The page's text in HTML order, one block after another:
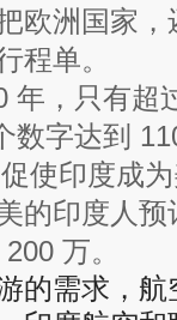
欧洲国家
程单。
年，只有超
数字达到
使印度成
的印度人预
万。
的需求，